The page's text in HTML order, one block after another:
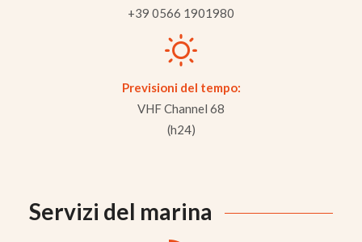
+39 0566 1901980
Previsioni del tempo:
VHF Channel 68
(h24)
Servizi del marina